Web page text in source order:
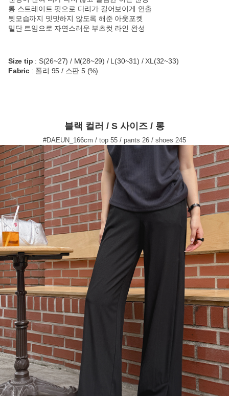
롱 스트레이트 핏으로 다리가 길어보이게 연출
뒷모습까지 밋밋하지 않도록 해준 아웃포켓
밑단 트임으로 자연스러운 부츠컷 라인 완성
Size tip : S(26~27) / M(28~29) / L(30~31) / XL(32~33)
Fabric: 폴리 95 / 스판 5 (%)
블랙 컬러 / S 사이즈 / 롱
#DAEUN_166cm / top 55 / pants 26 / shoes 245